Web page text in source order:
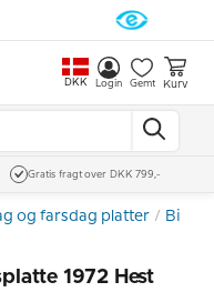
DKK Login Gemt Kurv
Gratis fragt over DKK 799,-
og farsdag platter Bing
1972 Hest